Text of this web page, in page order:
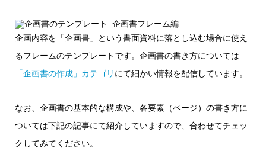
企画内容を「企画書」という書面資料に落とし込む場合に使え
るフレームのテンプレートです。企画書の書き方については
「企画書の作成」カテゴリ にて細かい情報を配信しています。
なお、企画書の基本的な構成や、各要素（ページ）の書き方に
ついては下記の記事にて紹介していますので、合わせてチェッ
クしてみてください。